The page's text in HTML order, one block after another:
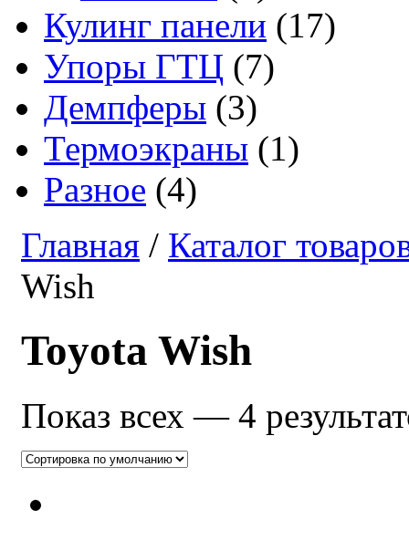
Кулинг панели (17)
Упоры ГТЦ (7)
Демпферы (3)
Термоэкраны (1)
Разное (4)
Главная / Каталог
Wish
Toyota Wish
Показ всех — 4